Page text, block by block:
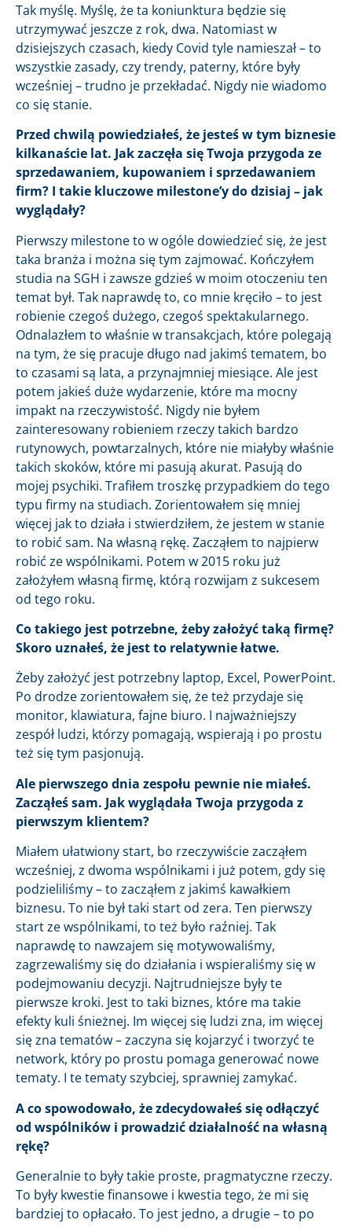
Tak myślę. Myślę, że ta koniunktura będzie się
utrzymywać jeszcze z rok, dwa. Natomiast w
dzisiejszych czasach, kiedy Covid tyle namieszał – to
wszystkie zasady, czy trendy, paterny, które były
wcześniej – trudno je przekładać. Nigdy nie wiadomo
co się stanie.
Przed chwilą powiedziałeś, że jesteś w tym biznesie
kilkanaście lat. Jak zaczęła się Twoja przygoda ze
sprzedawaniem, kupowaniem i sprzedawaniem
firm? I takie kluczowe milestone’y do dzisiaj – jak
wyglądały?
Pierwszy milestone to w ogóle dowiedzieć się, że jest
taka branża i można się tym zajmować. Kończyłem
studia na SGH i zawsze gdzieś w moim otoczeniu ten
temat był. Tak naprawdę to, co mnie kręciło – to jest
robienie czegoś dużego, czegoś spektakularnego.
Odnalazłem to właśnie w transakcjach, które polegają
na tym, że się pracuje długo nad jakimś tematem, bo
to czasami są lata, a przynajmniej miesiące. Ale jest
potem jakieś duże wydarzenie, które ma mocny
impakt na rzeczywistość. Nigdy nie byłem
zainteresowany robieniem rzeczy takich bardzo
rutynowych, powtarzalnych, które nie miałyby właśnie
takich skoków, które mi pasują akurat. Pasują do
mojej psychiki. Trafiłem troszkę przypadkiem do tego
typu firmy na studiach. Zorientowałem się mniej
więcej jak to działa i stwierdziłem, że jestem w stanie
to robić sam. Na własną rękę. Zacząłem to najpierw
robić ze wspólnikami. Potem w 2015 roku już
założyłem własną firmę, którą rozwijam z sukcesem
od tego roku.
Co takiego jest potrzebne, żeby założyć taką firmę?
Skoro uznałeś, że jest to relatywnie łatwe.
Żeby założyć jest potrzebny laptop, Excel, PowerPoint.
Po drodze zorientowałem się, że też przydaje się
monitor, klawiatura, fajne biuro. I najważniejszy
zespół ludzi, którzy pomagają, wspierają i po prostu
też się tym pasjonują.
Ale pierwszego dnia zespołu pewnie nie miałeś.
Zacząłeś sam. Jak wyglądała Twoja przygoda z
pierwszym klientem?
Miałem ułatwiony start, bo rzeczywiście zacząłem
wcześniej, z dwoma wspólnikami i już potem, gdy się
podzieliliśmy – to zacząłem z jakimś kawałkiem
biznesu. To nie był taki start od zera. Ten pierwszy
start ze wspólnikami, to też było raźniej. Tak
naprawdę to nawzajem się motywowaliśmy,
zagrzewaliśmy się do działania i wspieraliśmy się w
podejmowaniu decyzji. Najtrudniejsze były te
pierwsze kroki. Jest to taki biznes, które ma takie
efekty kuli śnieżnej. Im więcej się ludzi zna, im więcej
się zna tematów – zaczyna się kojarzyć i tworzyć te
network, który po prostu pomaga generować nowe
tematy. I te tematy szybciej, sprawniej zamykać.
A co spowodowało, że zdecydowałeś się odłączyć
od wspólników i prowadzić działalność na własną
rękę?
Generalnie to były takie proste, pragmatyczne rzeczy.
To były kwestie finansowe i kwestia tego, że mi się
bardziej to opłacało. To jest jedno, a drugie – to po